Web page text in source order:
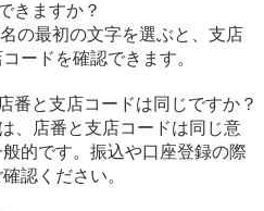
きますか？
の最初の文字を選ぶと、支店
ードを確認できます。
番と支店コードは同じですか？
、店番と支店コードは同じ意
的です。振込や口座登録の際
認ください。